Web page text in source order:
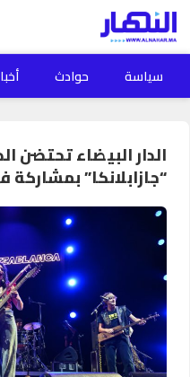
سياسة حوادث
“جازابلانكا” بمشاركة